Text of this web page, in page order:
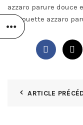
azzaro parure douce
de couette azzaro
cher
ARTICLE